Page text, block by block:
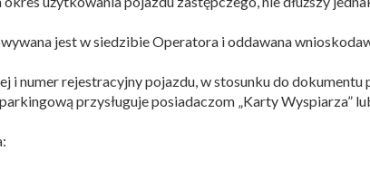
jest w siedzibie Operatora i oddawana
numer rejestracyjny pojazdu, w stosunku do dokumentu
przysługuje posiadaczom „Karty Wyspiarza”